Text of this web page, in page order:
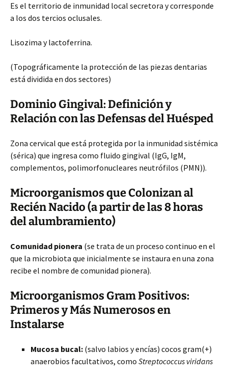
Es el territorio de inmunidad local secretora y corresponde
a los dos tercios oclusales.
Lisozima y lactoferrina.
(Topográficamente la protección de las piezas dentarias
está dividida en dos sectores)
Dominio Gingival: Definición y
Relación con las Defensas del Huésped
Zona cervical que está protegida por la inmunidad sistémica
(sérica) que ingresa como fluido gingival (IgG, IgM,
complementos, polimorfonucleares neutrófilos (PMN)).
Microorganismos que Colonizan al
Recién Nacido (a partir de las 8 horas
del alumbramiento)
Comunidad pionera (se trata de un proceso continuo en el
que la microbiota que inicialmente se instaura en una zona
recibe el nombre de comunidad pionera).
Microorganismos Gram Positivos:
Primeros y Más Numerosos en
Instalarse
Mucosa bucal: (salvo labios y encías) cocos gram(+)
anaerobios facultativos, como Streptococcus viridans